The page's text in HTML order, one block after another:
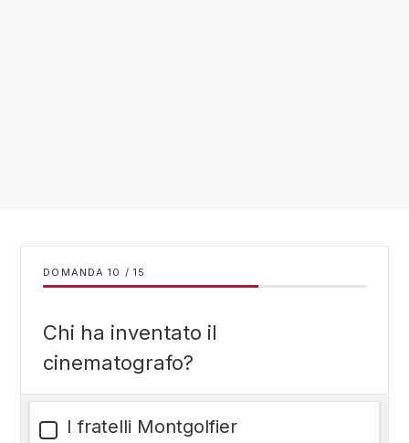
DOMANDA / 15
Chi ha inventato il
cinematografo?
I fratelli Montgolfier